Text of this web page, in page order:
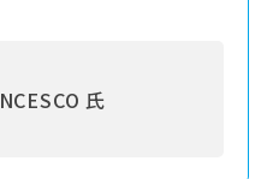
氏